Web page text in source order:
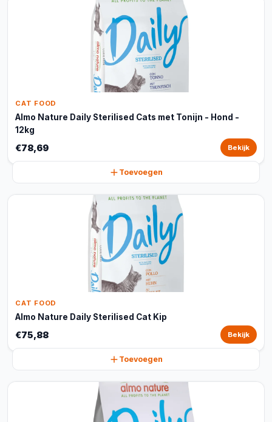
CAT FOOD
Almo Nature Daily Sterilised Cats met Tonijn - Hond -
12kg
€78,69 Bekijk
Toevoegen
CAT FOOD
Almo Nature Daily Sterilised Cat Kip
€75,88 Bekijk
Toevoegen